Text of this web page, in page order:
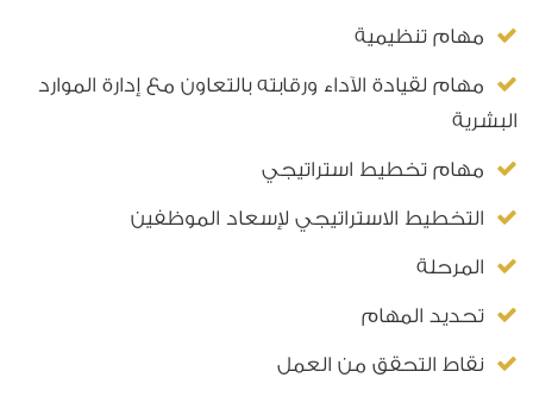
مهام تنظيمية
مهام لقيادة الآداء ورقابته بالتعاون مع إدارة الموارد
البشرية
مهام تخطيط استراتيجي
التخطيط الاستراتيجي لإسعاد الموظفين
المرحلة
تحديد المهام
نقاط التحقق من العمل